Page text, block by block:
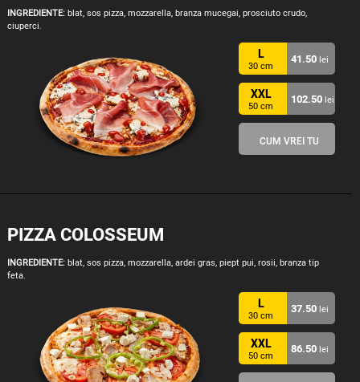
INGREDIENTE:blat, sos pizza, mozzarella, branza mucegai, prosciuto crudo,
ciuperci.
L
30 cm 41.50 lei
XXL
50 cm 102.50 lei
CUM VREI TU
PIZZA COLOSSEUM
INGREDIENTE:blat, sos pizza, mozzarella, ardei gras, piept pui, rosii, branza tip
feta.
L
30 cm 37.50 lei
XXL
50 cm 86.50 lei